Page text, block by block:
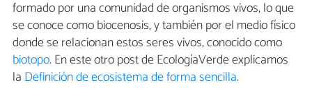
formado por una comunidad de organismos vivos, lo que
se conoce como biocenosis, y también por el medio físico
donde se relacionan estos seres vivos, conocido como
biotopo. En este otro post de EcologíaVerde explicamos
la Definición de ecosistema de forma sencilla.